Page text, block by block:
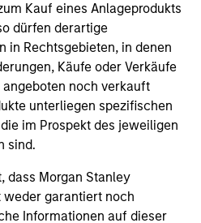
Kauf eines Anlageprodukts
dürfen derartige
in Rechtsgebieten, in denen
Käufe oder Verkäufe
noch verkauft
unterliegen spezifischen
im Prospekt des jeweiligen
sind.
dass Morgan Stanley
weder garantiert noch
Informationen auf dieser
- June
Senior Portfolio
reminds investors to
Instead, he
delivered so far
to raise future